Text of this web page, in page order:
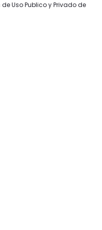
Uso Publico y Privado de